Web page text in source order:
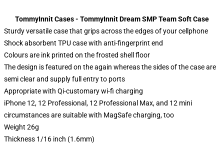
TommyInnit Cases - TommyInnit Dream SMP Team Soft Case
Sturdy versatile case that grips across the edges of your cellphone
Shock absorbent TPU case with anti-fingerprint end
Colours are ink printed on the frosted shell floor
The design is featured on the again whereas the sides of the case are
semi clear and supply full entry to ports
Appropriate with Qi-customary wi-fi charging
iPhone 12, 12 Professional, 12 Professional Max, and 12 mini
circumstances are suitable with MagSafe charging, too
Weight 26g
Thickness 1/16 inch (1.6mm)